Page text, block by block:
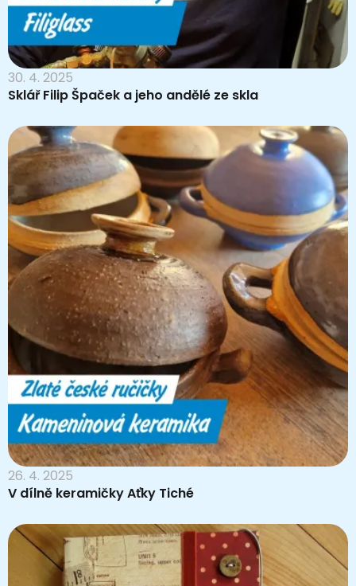
30. 4. 2025
Sklář Filip Špaček a jeho andělé ze skla
26. 4. 2025
V dílně keramičky Aťky Tiché